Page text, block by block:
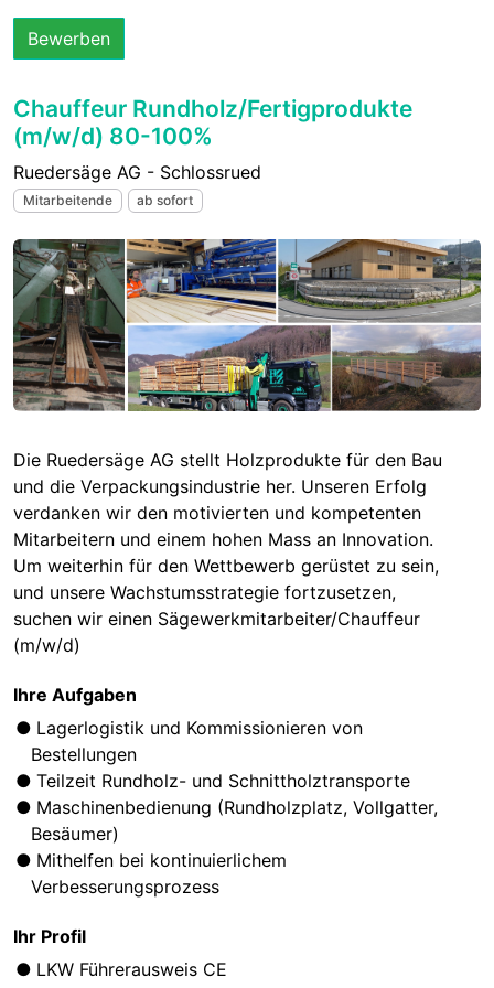
Bewerben
Chauffeur Rundholz/Fertigprodukte
(m/w/d) 80-100%
Ruedersäge AG - Schlossrued
Mitarbeitende ab sofort
Die Ruedersäge AG stellt Holzprodukte für den Bau
und die Verpackungsindustrie her. Unseren Erfolg
verdanken wir den motivierten und kompetenten
Mitarbeitern und einem hohen Mass an Innovation.
Um weiterhin für den Wettbewerb gerüstet zu sein,
und unsere Wachstumsstrategie fortzusetzen,
suchen wir einen Sägewerkmitarbeiter/Chauffeur
(m/w/d)
Ihre Aufgaben
Lagerlogistik und Kommissionieren von
Bestellungen
Teilzeit Rundholz- und Schnittholztransporte
Maschinenbedienung (Rundholzplatz, Vollgatter,
Besäumer)
Mithelfen bei kontinuierlichem
Verbesserungsprozess
Ihr Profil
LKW Führerausweis CE